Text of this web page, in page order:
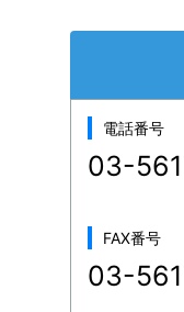
電話番号
03-
FAX番号
03-